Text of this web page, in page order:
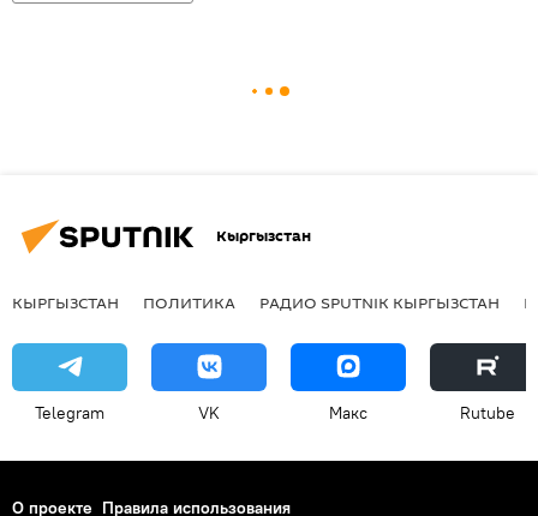
Кыргызстан
КЫРГЫЗСТАН ПОЛИТИКА РАДИО SPUTNIK КЫРГЫЗСТАН
Telegram VK Макс Rutube
О проекте Правила использования